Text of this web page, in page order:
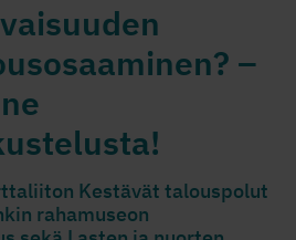
–
Kestävät talouspolut
rahamuseon